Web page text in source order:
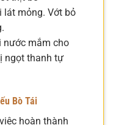
lát mỏng. Vớt bỏ
nước mắm cho
ngọt thanh tự
Bò Tái
hoàn thành